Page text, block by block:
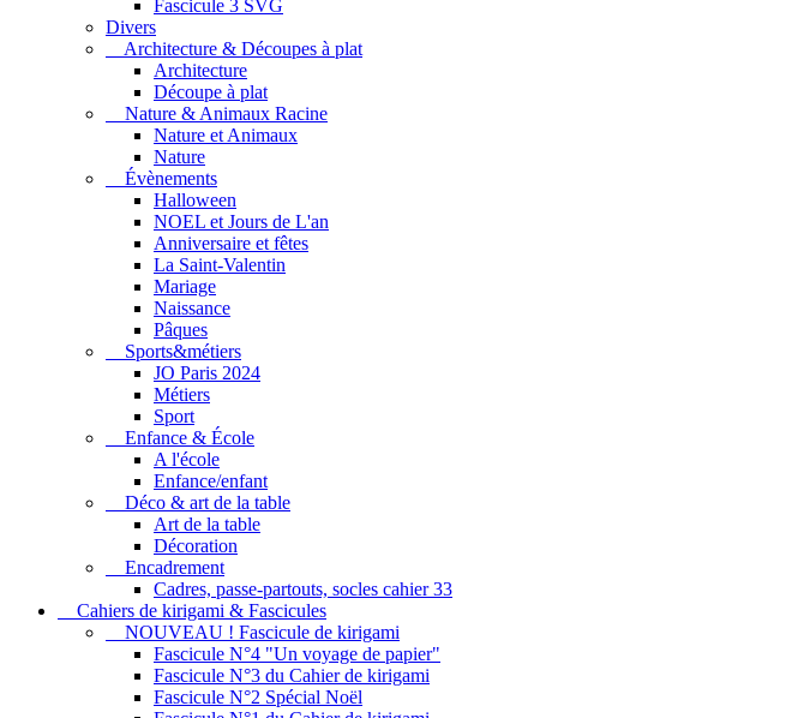
Fascicule 3 SVG
Divers
Architecture & Découpes à plat
Architecture
Découpe à plat
Nature & Animaux Racine
Nature et Animaux
Nature
Évènements
Halloween
NOEL et Jours de L'an
Anniversaire et fêtes
La Saint-Valentin
Mariage
Naissance
Pâques
Sports&métiers
JO Paris 2024
Métiers
Sport
Enfance & École
A l'école
Enfance/enfant
Déco & art de la table
Art de la table
Décoration
Encadrement
Cadres, passe-partouts, socles cahier 33
Cahiers de kirigami & Fascicules
NOUVEAU ! Fascicule de kirigami
Fascicule N°4 "Un voyage de papier"
Fascicule N°3 du Cahier de kirigami
Fascicule N°2 Spécial Noël